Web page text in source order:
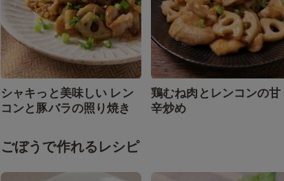
シャキっと美味しい レン
コンと豚バラの照り焼き
鶏むね肉とレンコンの甘
辛炒め
ごぼうで作れるレシピ